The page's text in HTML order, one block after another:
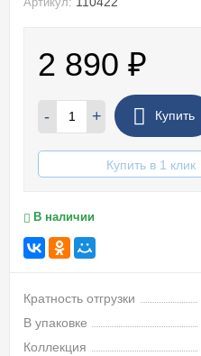
Артикул:
2 890 ₽
- + Купить
Купить в 1 клик
В наличии
Кратность отгрузки
В упаковке
Коллекция